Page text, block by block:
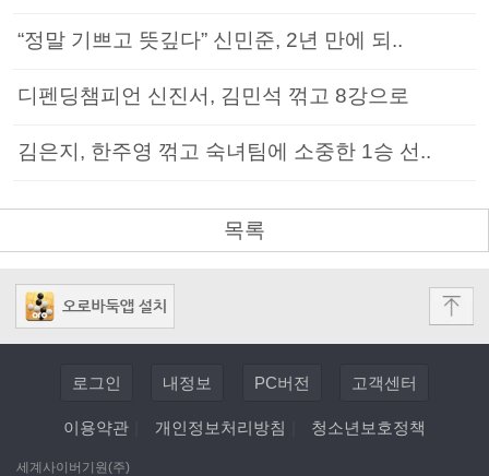
“정말 기쁘고 뜻깊다” 신민준, 2년 만에 되..
디펜딩챔피언 신진서, 김민석 꺾고 8강으로
김은지, 한주영 꺾고 숙녀팀에 소중한 1승 선..
목록
로그인 내정보 PC버전 고객센터
이용약관 개인정보처리방침 청소년보호정책
세계사이버기원(주)